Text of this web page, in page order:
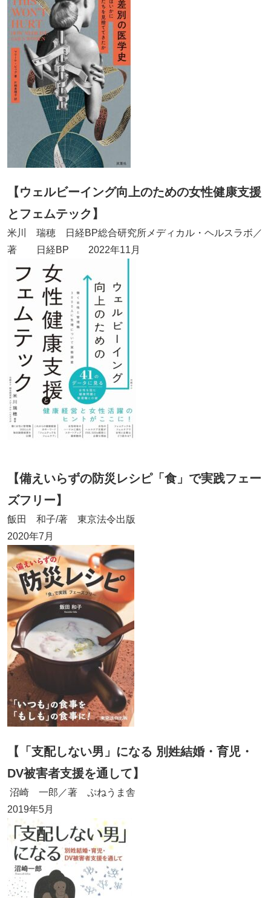
【ウェルビーイング向上のための女性健康支援
とフェムテック】
米川 瑞穂 日経BP総合研究所メディカル・ヘルスラボ／
著 日経BP 2022年11月
【備えいらずの防災レシピ「食」で実践フェー
ズフリー】
飯田 和子/著 東京法令出版
2020年7月
【「支配しない男」になる 別姓結婚・育児・
DV被害者支援を通して】
沼崎 一郎／著 ぷねうま舎
2019年5月